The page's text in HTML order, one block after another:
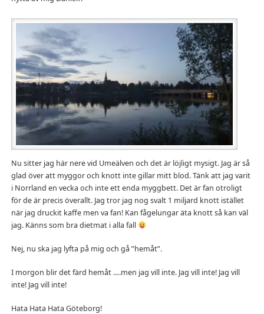
Nu sitter jag här nere vid Umeälven och det är löjligt mysigt. Jag är så
glad över att myggor och knott inte gillar mitt blod. Tänk att jag varit
i Norrland en vecka och inte ett enda myggbett. Det är fan otroligt
för de är precis överallt. Jag tror jag nog svalt 1 miljard knott istället
när jag druckit kaffe men va fan! Kan fågelungar äta knott så kan väl
jag. Känns som bra dietmat i alla fall
Nej, nu ska jag lyfta på mig och gå ”hemåt”.
I morgon blir det färd hemåt ….men jag vill inte. Jag vill inte! Jag vill
inte! Jag vill inte!
Hata Hata Hata Göteborg!